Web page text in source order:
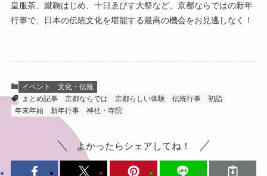
皇服茶、蹴鞠はじめ、十日ゑびす大祭など、京都ならではの新年
行事で、日本の伝統文化を堪能する最高の機会をお見逃しなく！
イベント
文化・伝統
まとめ記事
京都ならでは 京都らしい体験 伝統行事
初詣
年末年始
新年行事 神社・寺院
よかったらシェアしてね！